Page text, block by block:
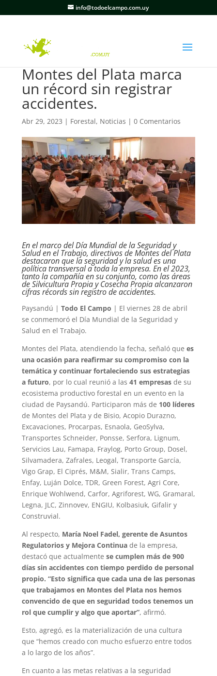
info@todoelcampo.com.uy
Montes del Plata marca
un récord sin registrar
accidentes.
Abr 29, 2023 | Forestal, Noticias | 0 Comentarios
En el marco del Día Mundial de la Seguridad y
Salud en el Trabajo, directivos de Montes del Plata
destacaron que la seguridad y la salud es una
política transversal a toda la empresa. En el 2023,
tanto la compañía en su conjunto, como las áreas
de Silvicultura Propia y Cosecha Propia alcanzaron
cifras récords sin registro de accidentes.
Paysandú | Todo El Campo | El viernes 28 de abril
se conmemoró el Día Mundial de la Seguridad y
Salud en el Trabajo.
Montes del Plata, atendiendo la fecha, señaló que es
una ocasión para reafirmar su compromiso con la
temática y continuar fortaleciendo sus estrategias
a futuro, por lo cual reunió a las 41 empresasde su
ecosistema productivo forestal en un evento en la
ciudad de Paysandú. Participaron más de 100 líderes
de Montes del Plata y de Bisio, Acopio Durazno,
Excavaciones, Procarpas, Esnaola, GeoSylva,
Transportes Schneider, Ponsse, Serfora, Lignum,
Servicios Lau, Famapa, Fraylog, Porto Group, Dosel,
Silvamadera, Zafrales, Leogal, Transporte García,
Vigo Grap, El Ciprés, M&M, Sialir, Trans Camps,
Enfay, Luján Dolce, TDR, Green Forest, Agri Core,
Enrique Wohlwend, Carfor, Agriforest, WG, Gramaral,
Legna, JLC, Zinnovev, ENGIU, Kolbasiuk, Gifalir y
Construvial.
Al respecto, María Noel Fadel, gerente de Asuntos
Regulatorios y Mejora Continuade la empresa,
destacó que actualmente se cumplen más de 900
días sin accidentes con tiempo perdido de personal
propio. “Esto significa que cada una de las personas
que trabajamos en Montes del Plata nos hemos
convencido de que en seguridad todos tenemos un
rol que cumplir y algo que aportar”, afirmó.
Esto, agregó, es la materialización de una cultura
que “hemos creado con mucho esfuerzo entre todos
a lo largo de los años”.
En cuanto a las metas relativas a la seguridad